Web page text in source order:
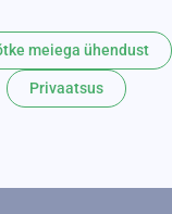
meiega ühendust
Privaatsus